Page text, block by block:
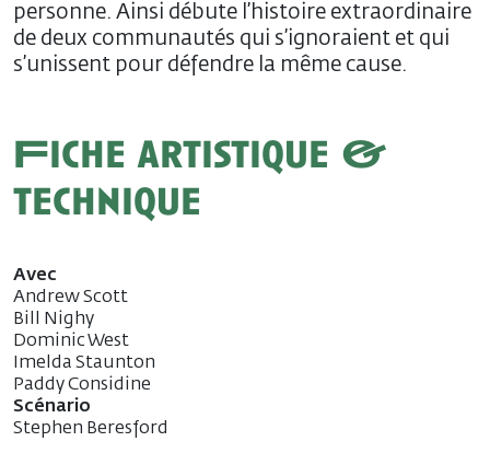
personne. Ainsi débute l’histoire extraordinaire
de deux communautés qui s’ignoraient et qui
s’unissent pour défendre la même cause.
Fiche artistique &
technique
Avec
Andrew Scott
Bill Nighy
Dominic West
Imelda Staunton
Paddy Considine
Scénario
Stephen Beresford